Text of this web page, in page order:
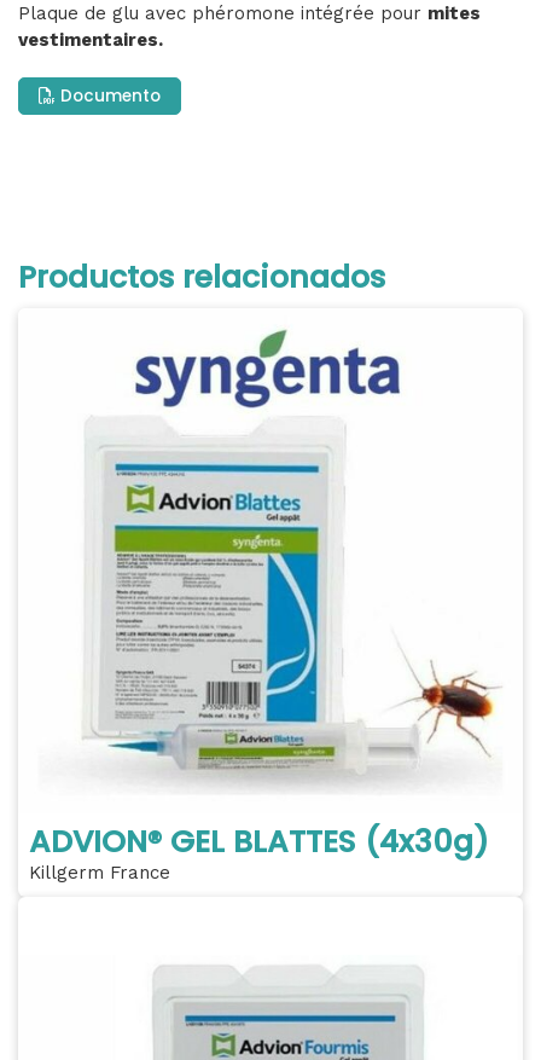
Plaque de glu avec phéromone intégrée pour mites
vestimentaires.
Documento
Productos relacionados
ADVION® GEL BLATTES (4x30g)
Killgerm France